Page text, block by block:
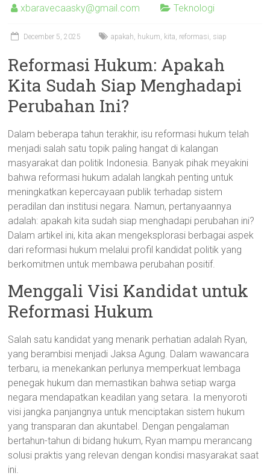
xbaravecaasky@gmail.com Teknologi
December 5, 2025 apakah, hukum, kita, reformasi, siap
Reformasi Hukum: Apakah
Kita Sudah Siap Menghadapi
Perubahan Ini?
Dalam beberapa tahun terakhir, isu reformasi hukum telah
menjadi salah satu topik paling hangat di kalangan
masyarakat dan politik Indonesia. Banyak pihak meyakini
bahwa reformasi hukum adalah langkah penting untuk
meningkatkan kepercayaan publik terhadap sistem
peradilan dan institusi negara. Namun, pertanyaannya
adalah: apakah kita sudah siap menghadapi perubahan ini?
Dalam artikel ini, kita akan mengeksplorasi berbagai aspek
dari reformasi hukum melalui profil kandidat politik yang
berkomitmen untuk membawa perubahan positif.
Menggali Visi Kandidat untuk
Reformasi Hukum
Salah satu kandidat yang menarik perhatian adalah Ryan,
yang berambisi menjadi Jaksa Agung. Dalam wawancara
terbaru, ia menekankan perlunya memperkuat lembaga
penegak hukum dan memastikan bahwa setiap warga
negara mendapatkan keadilan yang setara. Ia menyoroti
visi jangka panjangnya untuk menciptakan sistem hukum
yang transparan dan akuntabel. Dengan pengalaman
bertahun-tahun di bidang hukum, Ryan mampu merancang
solusi praktis yang relevan dengan kondisi masyarakat saat
ini.